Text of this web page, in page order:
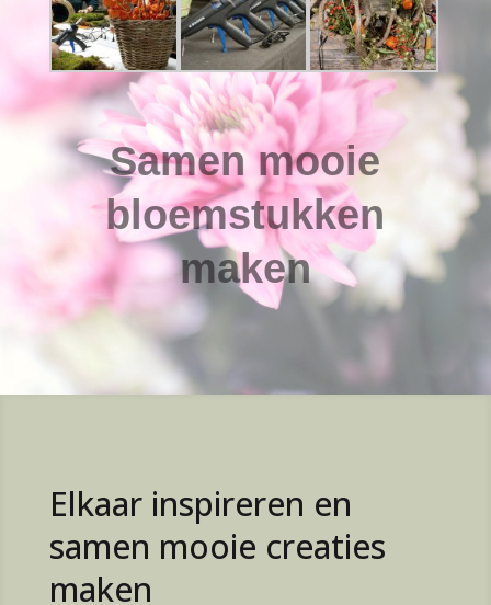
Samen mooie
bloemstukken
maken
Elkaar inspireren en
samen mooie creaties
maken